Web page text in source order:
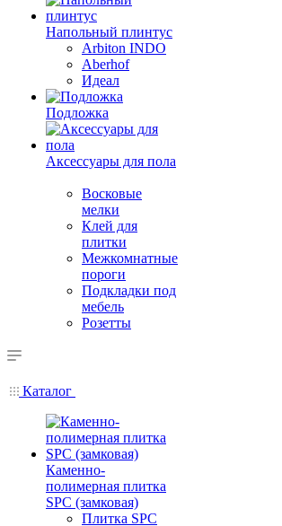
Напольный плинтус
Arbiton INDO
Aberhof
Идеал
Подложка
Аксессуары для пола
Восковые
мелки
Клей для
плитки
Межкомнатные
пороги
Подкладки под
мебель
Розетты
Каталог
Каменно-
полимерная плитка
SPC (замковая)
Плитка SPC